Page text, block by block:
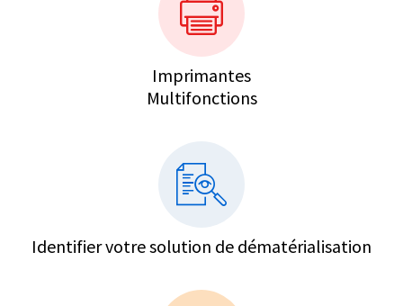
Imprimantes
Multifonctions
Identifier votre solution de dématérialisation